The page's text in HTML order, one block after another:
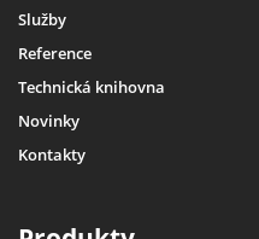
Služby
Reference
Technická knihovna
Novinky
Kontakty